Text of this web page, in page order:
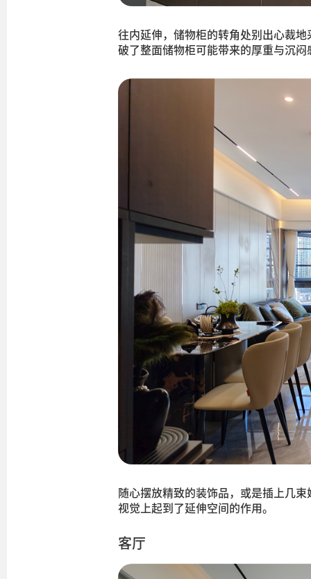
往内延伸，储物柜的转角处别出心裁
破了整面储物柜可能带来的厚重与沉闷
随心摆放精致的装饰品，或是插上几
视觉上起到了延伸空间的作用。
客厅